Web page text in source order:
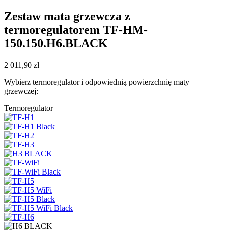
Zestaw mata grzewcza z
termoregulatorem TF-HM-
150.150.H6.BLACK
2 011,90 zł
Wybierz termoregulator i odpowiednią powierzchnię maty
grzewczej:
Termoregulator